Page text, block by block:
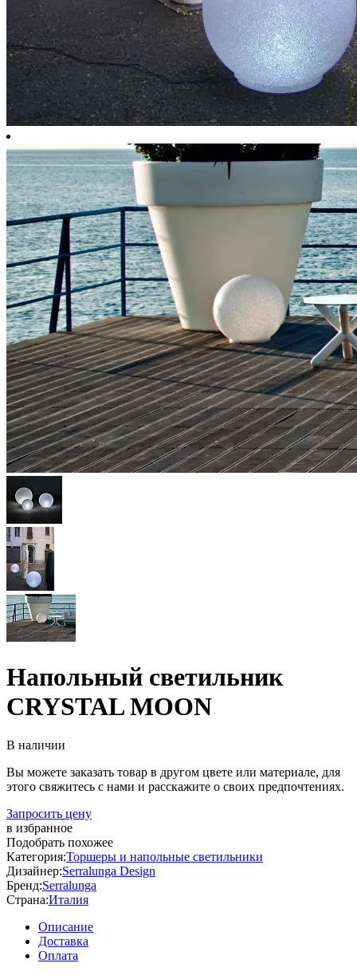
Напольный светильник
CRYSTAL MOON
В наличии
Вы можете заказать товар в другом цвете или материале, для
этого свяжитесь с нами и расскажите о своих предпочтениях.
Запросить цену
в избранное
Подобрать похожее
Категория:Торшеры и напольные светильники
Дизайнер:Serralunga Design
Бренд:Serralunga
Страна:Италия
Описание
Доставка
Оплата